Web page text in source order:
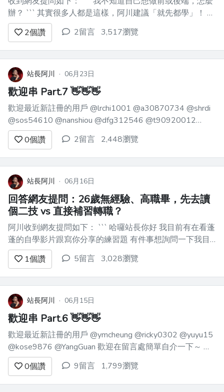
辦？ ``` 其實很多人都是這樣，阿川建議「就先都學」！ 如
果急著上班賺錢，可以先側重「前端」，然後找個新手友善
的職缺就先衝了 因為後端的技術有很多，一開始也不知怎
麼挑選 以阿川目前觀察身邊同年紀33歲左右工...
2個讚 2留言 3,517瀏覽
站長阿川 · 06月23日
歡迎串 Part.7 👋👋👋
歡迎最近新註冊的用戶 @lrchi1001 @a30870734 @shrdi
@sos54610 @nanshiou @dfg312546 @t90920012
@Cloud200407 @tony05060165 歡迎在留言處簡單自介
一下～ 可以說一下從哪邊發現這論壇的～最近在...
0個讚 2留言 2,448瀏覽
站長阿川 · 06月16日
回答網友提問：26歲無經驗、高職畢，先去讀
個二技 vs 直接補習轉職？
阿川收到網友提問如下： ``` 哈囉站長你好 我目前有在看蓬
蓬的自學影片跟寫你分享的練習題 有件事想詢問一下我目
前快26之前的工作經歷跟軟體一點關係都沒有 高職畢業 目
前在自學一些程式語言的技能 如果未來要朝這個方向走建
議我先去讀個二技相關科系補學歷嗎？ 還是直接找線上...
1個讚 5留言 3,028瀏覽
站長阿川 · 06月15日
歡迎串 Part.6 👋👋👋
歡迎最近新註冊的用戶 @ymcheung @ricky0302 @yuyu15
@kose9876 @YangGuan 歡迎在留言處簡單自介一下～ 可
以說一下從哪邊發現這論壇的～最近在學什麼東西～或者是
關於你的一件小趣事～ 也請大家多多回覆別人的留言，問
別人小問題，或者回個「...
0個讚 9留言 1,799瀏覽